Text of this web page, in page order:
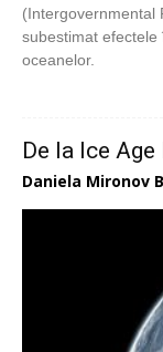
(Intergovernmental
subestimat
oceanelor.
De la Ice
Daniela Mironov